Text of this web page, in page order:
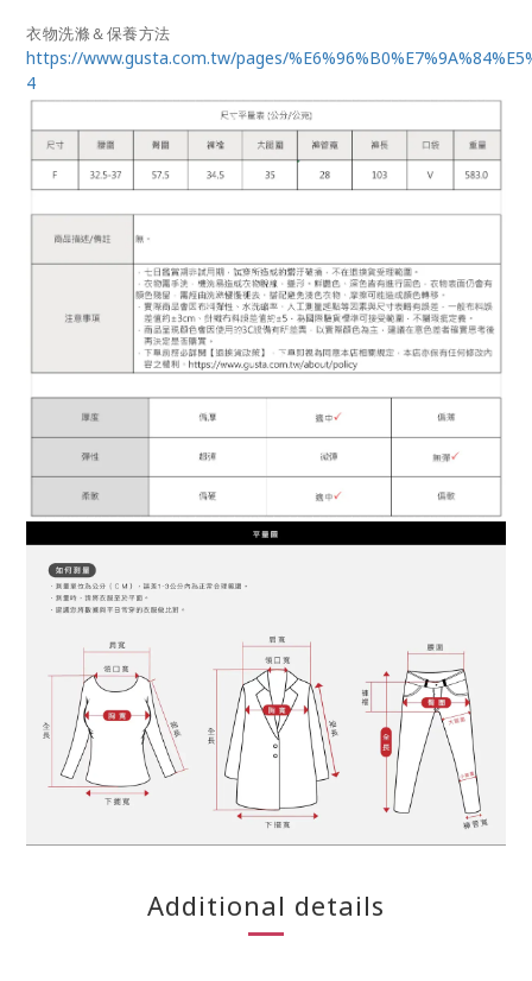
衣物洗滌＆保養方法
https://www.gusta.com.tw/pages/
4
Additional details